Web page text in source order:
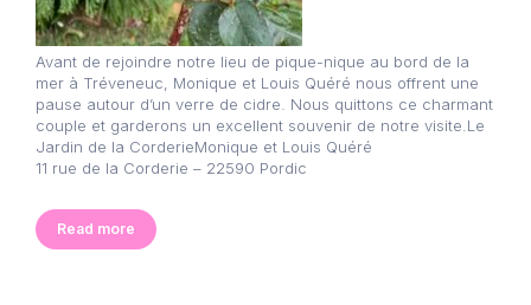
Avant de rejoindre notre lieu de pique-nique au bord de la
mer à Tréveneuc, Monique et Louis Quéré nous offrent une
pause autour d’un verre de cidre. Nous quittons ce charmant
couple et garderons un excellent souvenir de notre visite.Le
Jardin de la CorderieMonique et Louis Quéré
11 rue de la Corderie – 22590 Pordic
Read more